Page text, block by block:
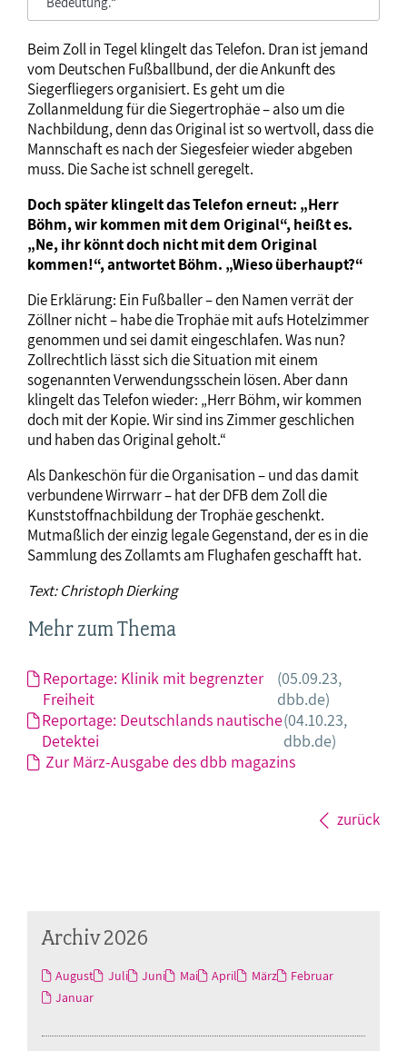
Beim Zoll in Tegel klingelt das Telefon. Dran ist jemand
vom Deutschen Fußballbund, der die Ankunft des
Siegerfliegers organisiert. Es geht um die
Zollanmeldung für die Siegertrophäe – also um die
Nachbildung, denn das Original ist so wertvoll, dass die
Mannschaft es nach der Siegesfeier wieder abgeben
muss. Die Sache ist schnell geregelt.
Doch später klingelt das Telefon erneut: „Herr
Böhm, wir kommen mit dem Original“, heißt es.
„Ne, ihr könnt doch nicht mit dem Original
kommen!“, antwortet Böhm. „Wieso überhaupt?“
Die Erklärung: Ein Fußballer – den Namen verrät der
Zöllner nicht – habe die Trophäe mit aufs Hotelzimmer
genommen und sei damit eingeschlafen. Was nun?
Zollrechtlich lässt sich die Situation mit einem
sogenannten Verwendungsschein lösen. Aber dann
klingelt das Telefon wieder: „Herr Böhm, wir kommen
doch mit der Kopie. Wir sind ins Zimmer geschlichen
und haben das Original geholt.“
Als Dankeschön für die Organisation – und das damit
verbundene Wirrwarr – hat der DFB dem Zoll die
Kunststoffnachbildung der Trophäe geschenkt.
Mutmaßlich der einzig legale Gegenstand, der es in die
Sammlung des Zollamts am Flughafen geschafft hat.
Text: Christoph Dierking
Mehr zum Thema
Reportage: Klinik mit begrenzter
Freiheit
(05.09.23,
dbb.de)
Reportage: Deutschlands nautische
Detektei
(04.10.23,
dbb.de)
Zur März-Ausgabe des dbb magazins
zurück
Archiv 2026
August Juli Juni Mai April März
Februar
Januar